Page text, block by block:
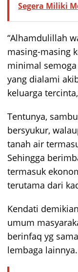
Segera Miliki
“Alhamdulillah
masing-masing
minimal
yang dialami
keluarga
Tentunya,
bersyukur,
tanah air
Sehingga
termasuk
terutama dari
Kendati
umum
berinfaq yg
lembaga lainnya.